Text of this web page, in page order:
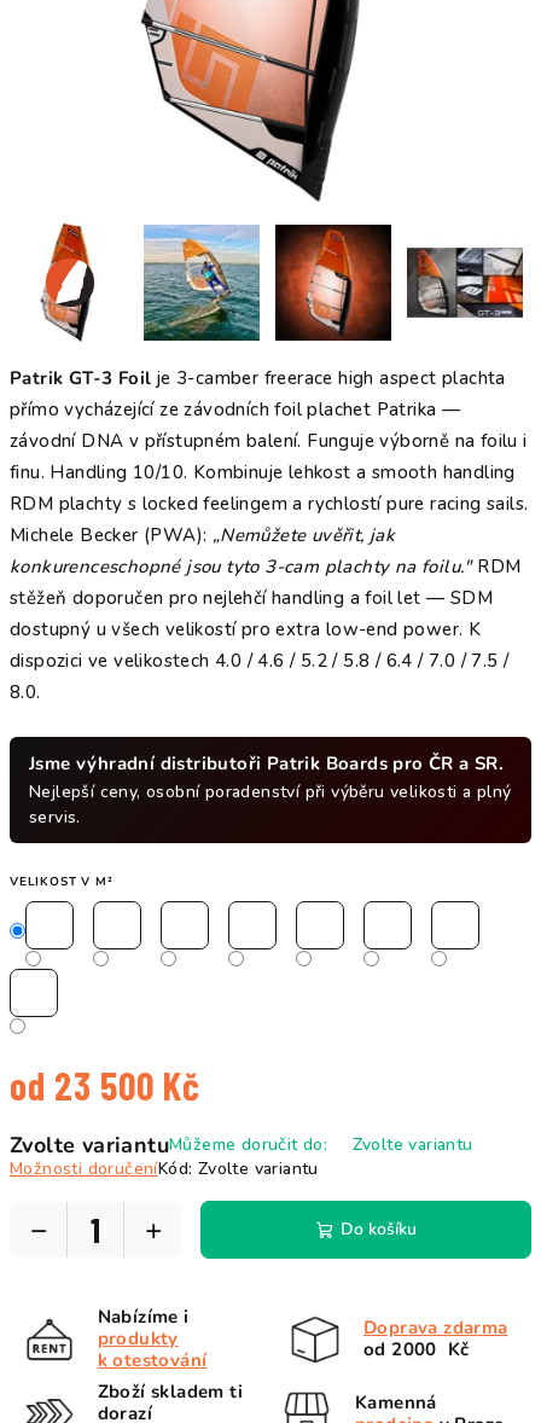
Patrik GT-3 Foil je 3-camber freerace high aspect plachta
přímo vycházející ze závodních foil plachet Patrika —
závodní DNA v přístupném balení. Funguje výborně na foilu i
finu. Handling 10/10. Kombinuje lehkost a smooth handling
RDM plachty s locked feelingem a rychlostí pure racing sails.
Michele Becker (PWA): „Nemůžete uvěřit, jak
konkurenceschopné jsou tyto 3-cam plachty na foilu."RDM
stěžeň doporučen pro nejlehčí handling a foil let — SDM
dostupný u všech velikostí pro extra low-end power. K
dispozici ve velikostech 4.0 / 4.6 / 5.2 / 5.8 / 6.4 / 7.0 / 7.5 /
8.0.
Jsme výhradní distributoři Patrik Boards pro ČR a SR.
Nejlepší ceny, osobní poradenství při výběru velikosti a plný
servis.
VELIKOST V M²
od 23 500 Kč
cena:
Zvolte variantuMůžeme doručit do:
Zvolte variantu
Možnosti doručeníKód: Zvolte variantu
+
− Do košíku
Nabízíme i
produkty
k otestování
Doprava zdarma
od 2000 Kč
Zboží skladem ti
dorazí
Kamenná